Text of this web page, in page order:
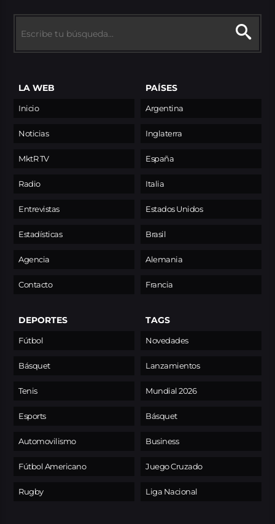
LA WEB
Inicio
Noticias
MktR TV
Radio
Entrevistas
Estadísticas
Agencia
Contacto
PAÍSES
Argentina
Inglaterra
España
Italia
Estados Unidos
Brasil
Alemania
Francia
DEPORTES
Fútbol
Básquet
Tenis
Esports
Automovilismo
Fútbol Americano
Rugby
TAGS
Novedades
Lanzamientos
Mundial 2026
Básquet
Business
Juego Cruzado
Liga Nacional